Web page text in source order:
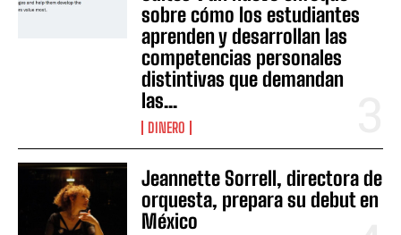
sobre cómo los estudiantes
aprenden y desarrollan las
competencias personales
distintivas que demandan
las...
DINERO
Jeannette Sorrell, directora de
orquesta, prepara su debut en
México